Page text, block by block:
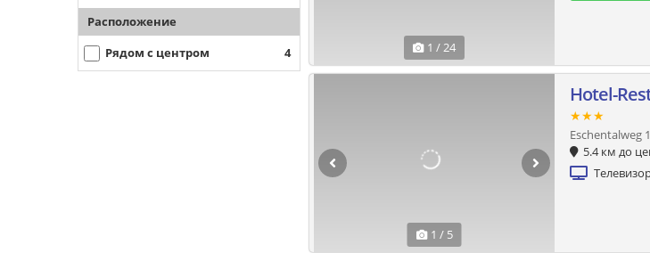
Расположение
Рядом с центром 4 1 / 24
1 / 5
Hotel-
★★★
Eschentalweg
5.4 км до